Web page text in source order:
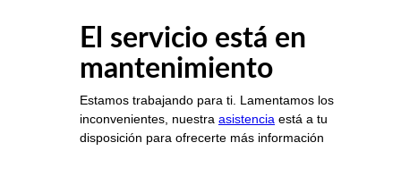
El servicio está en
mantenimiento
Estamos trabajando para ti. Lamentamos los
inconvenientes, nuestra asistencia está a tu
disposición para ofrecerte más información